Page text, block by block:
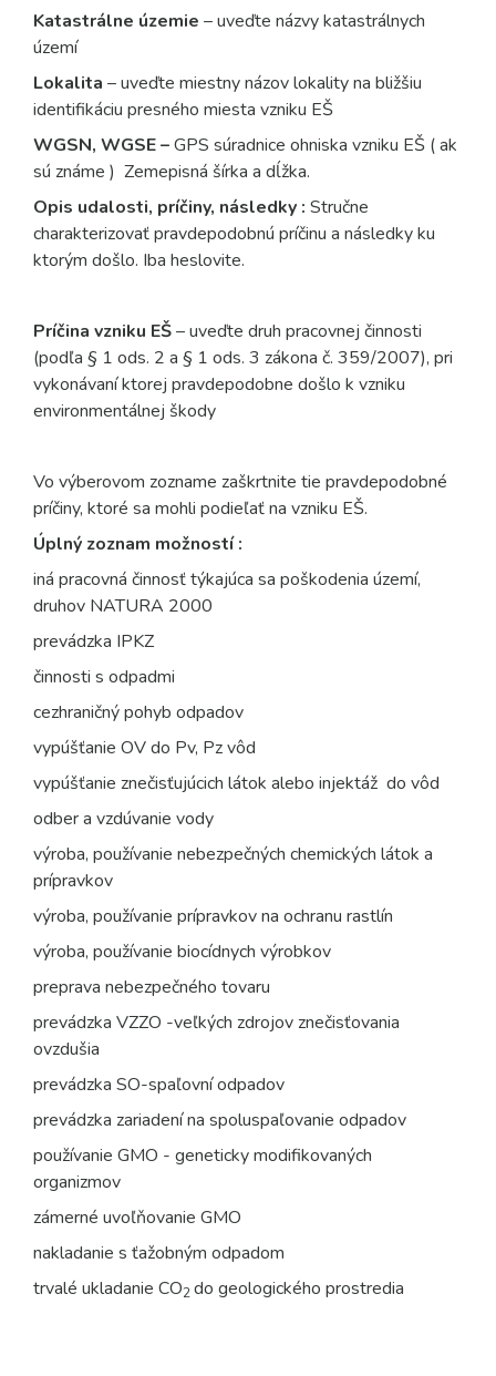
Katastrálne územie – uveďte názvy katastrálnych
území
Lokalita – uveďte miestny názov lokality na bližšiu
identifikáciu presného miesta vzniku EŠ
WGSN, WGSE –GPS súradnice ohniska vzniku EŠ ( ak
sú známe ) Zemepisná šírka a dĺžka.
Opis udalosti, príčiny, následky : Stručne
charakterizovať pravdepodobnú príčinu a následky ku
ktorým došlo. Iba heslovite.
Príčina vzniku EŠ– uveďte druh pracovnej činnosti
(podľa § 1 ods. 2 a § 1 ods. 3 zákona č. 359/2007), pri
vykonávaní ktorej pravdepodobne došlo k vzniku
environmentálnej škody
Vo výberovom zozname zaškrtnite tie pravdepodobné
príčiny, ktoré sa mohli podieľať na vzniku EŠ.
Úplný zoznam možností :
iná pracovná činnosť týkajúca sa poškodenia území,
druhov NATURA 2000
prevádzka IPKZ
činnosti s odpadmi
cezhraničný pohyb odpadov
vypúšťanie OV do Pv, Pz vôd
vypúšťanie znečisťujúcich látok alebo injektáž do vôd
odber a vzdúvanie vody
výroba, používanie nebezpečných chemických látok a
prípravkov
výroba, používanie prípravkov na ochranu rastlín
výroba, používanie biocídnych výrobkov
preprava nebezpečného tovaru
prevádzka VZZO -veľkých zdrojov znečisťovania
ovzdušia
prevádzka SO-spaľovní odpadov
prevádzka zariadení na spoluspaľovanie odpadov
používanie GMO - geneticky modifikovaných
organizmov
zámerné uvoľňovanie GMO
nakladanie s ťažobným odpadom
trvalé ukladanie CO2do geologického prostredia